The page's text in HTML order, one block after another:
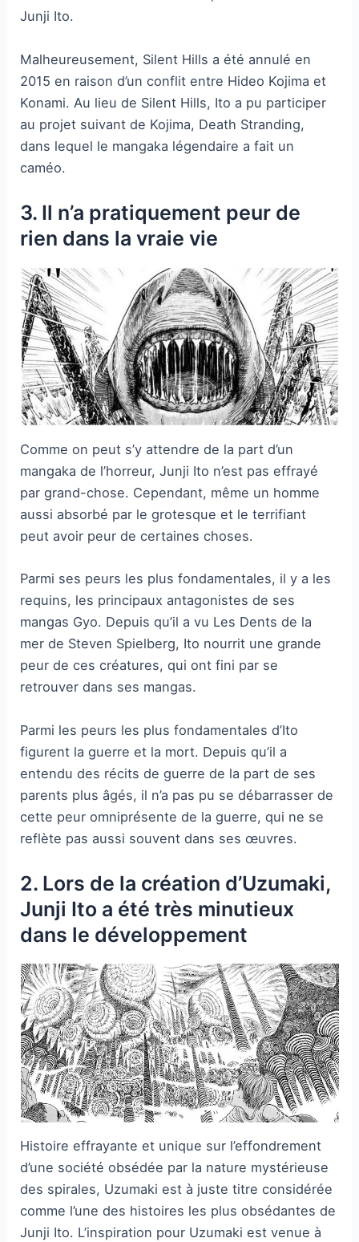
Junji Ito.
Malheureusement, Silent Hills a été annulé en
2015 en raison d’un conflit entre Hideo Kojima et
Konami. Au lieu de Silent Hills, Ito a pu participer
au projet suivant de Kojima, Death Stranding,
dans lequel le mangaka légendaire a fait un
caméo.
3. Il n’a pratiquement peur de
rien dans la vraie vie
Comme on peut s’y attendre de la part d’un
mangaka de l’horreur, Junji Ito n’est pas effrayé
par grand-chose. Cependant, même un homme
aussi absorbé par le grotesque et le terrifiant
peut avoir peur de certaines choses.
Parmi ses peurs les plus fondamentales, il y a les
requins, les principaux antagonistes de ses
mangas Gyo. Depuis qu’il a vu Les Dents de la
mer de Steven Spielberg, Ito nourrit une grande
peur de ces créatures, qui ont fini par se
retrouver dans ses mangas.
Parmi les peurs les plus fondamentales d’Ito
figurent la guerre et la mort. Depuis qu’il a
entendu des récits de guerre de la part de ses
parents plus âgés, il n’a pas pu se débarrasser de
cette peur omniprésente de la guerre, qui ne se
reflète pas aussi souvent dans ses œuvres.
2. Lors de la création d’Uzumaki,
Junji Ito a été très minutieux
dans le développement
Histoire effrayante et unique sur l’effondrement
d’une société obsédée par la nature mystérieuse
des spirales, Uzumaki est à juste titre considérée
comme l’une des histoires les plus obsédantes de
Junji Ito. L’inspiration pour Uzumaki est venue à